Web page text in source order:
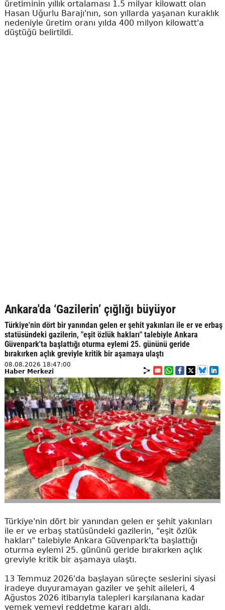
üretiminin yıllık ortalaması 1.5 milyar kilowatt olan
Hasan Uğurlu Barajı'nın, son yıllarda yaşanan kuraklık
nedeniyle üretim oranı yılda 400 milyon kilowatt'a
düştüğü belirtildi.
Ankara'da ‘Gazilerin’ çığlığı büyüyor
Türkiye'nin dört bir yanından gelen er şehit yakınları ile er ve erbaş
statüsündeki gazilerin, "eşit özlük hakları" talebiyle Ankara
Güvenpark'ta başlattığı oturma eylemi 25. gününü geride
bırakırken açlık greviyle kritik bir aşamaya ulaştı
08.08.2026 18:47:00
Haber Merkezi
Türkiye'nin dört bir yanından gelen er şehit yakınları
ile er ve erbaş statüsündeki gazilerin, "eşit özlük
hakları" talebiyle Ankara Güvenpark'ta başlattığı
oturma eylemi 25. gününü geride bırakırken açlık
greviyle kritik bir aşamaya ulaştı.
13 Temmuz 2026'da başlayan süreçte seslerini siyasi
iradeye duyuramayan gaziler ve şehit aileleri, 4
Ağustos 2026 itibarıyla talepleri karşılanana kadar
yemek yemeyi reddetme kararı aldı.